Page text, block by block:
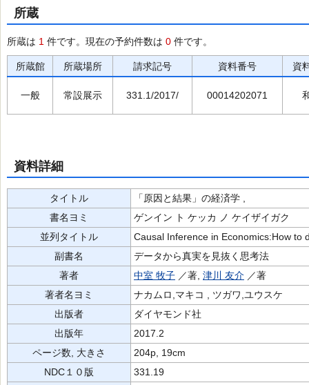
所蔵
所蔵は 1 件です。現在の予約件数は 0 件です。
所蔵館 所蔵場所 請求記号 資料番号 資
一般 常設展示 331.1/2017/ 00014202071
資料詳細
タイトル
「原因と結果」の経済学 ,
書名ヨミ
ゲンイン ト ケッカ ノ ケイザイガク
並列タイトル
Causal Inference in Economics:How to
副書名
データから真実を見抜く思考法
著者
中室 牧子 ／著, 津川 友介 ／著
著者名ヨミ
ナカムロ,マキコ , ツガワ,ユウスケ
出版者
ダイヤモンド社
出版年
2017.2
ページ数, 大きさ
204p, 19cm
NDC１０版
331.19